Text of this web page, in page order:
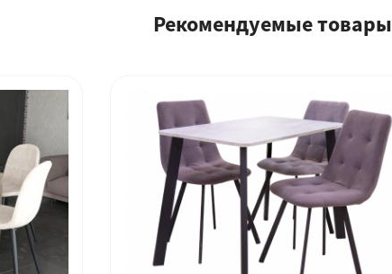
Рекомендуемые товары